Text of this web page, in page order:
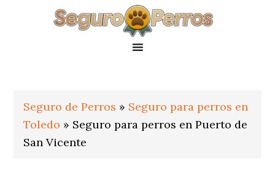
Seguro de Perros » Seguro para perros en
Toledo » Seguro para perros en Puerto de
San Vicente